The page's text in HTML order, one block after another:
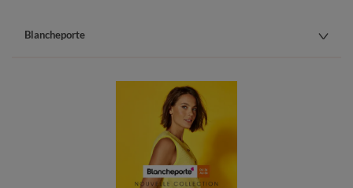
Blancheporte